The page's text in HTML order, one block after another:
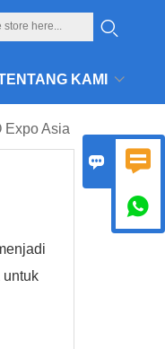
KAMI
Expo Asia
untuk
 
